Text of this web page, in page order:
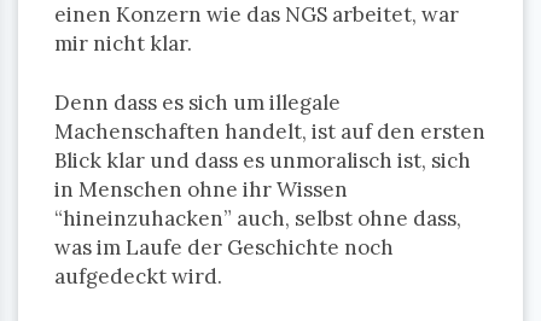
einen Konzern wie das NGS arbeitet, war
mir nicht klar.
Denn dass es sich um illegale
Machenschaften handelt, ist auf den ersten
Blick klar und dass es unmoralisch ist, sich
in Menschen ohne ihr Wissen
“hineinzuhacken” auch, selbst ohne dass,
was im Laufe der Geschichte noch
aufgedeckt wird.